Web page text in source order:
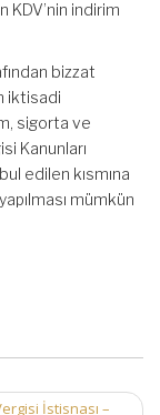
KDV’nin indirim
bizzat
iktisadi
sigorta ve
Kanunları
edilen kısmına
mümkün
İstisnası –